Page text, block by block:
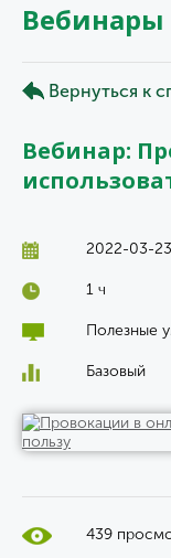
Вебинары
Вернуться к
Вебинар:
2022-03-
1 ч
Полезные
Базовый
439